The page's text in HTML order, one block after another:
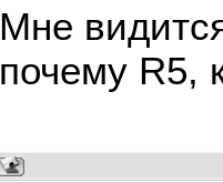
Мне
почему R5,